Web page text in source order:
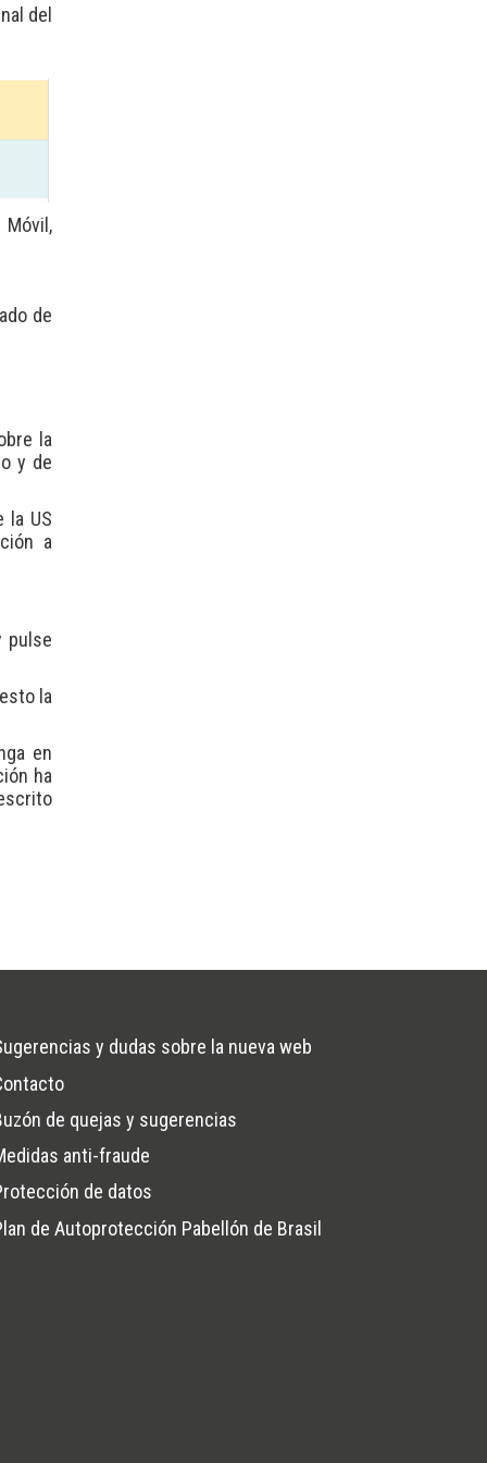
del
de
la
y de
la US
a
pulse
la
en
ha
y dudas sobre la nueva web
de quejas y sugerencias
anti-fraude
de datos
de Autoprotección Pabellón de Brasil